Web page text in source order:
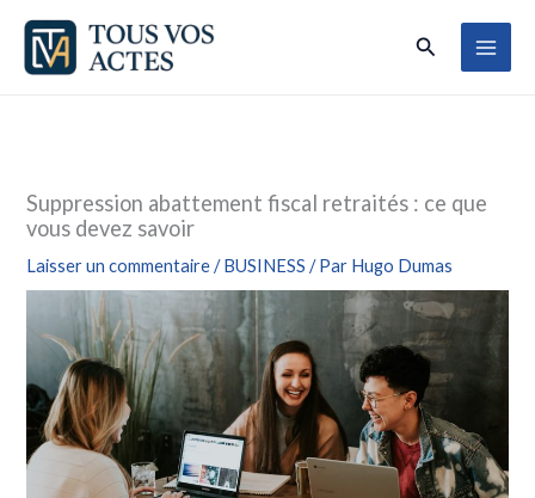
Aller
contenu
Rechercher
Suppression abattement fiscal retraités : ce que
vous devez savoir
Laisser un commentaire /BUSINESS / Par Hugo Dumas